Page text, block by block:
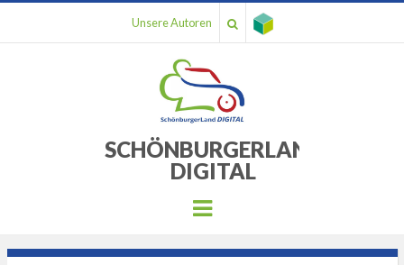
Unsere Autoren
SCHÖNBURGERLAND
DIGITAL
Menu